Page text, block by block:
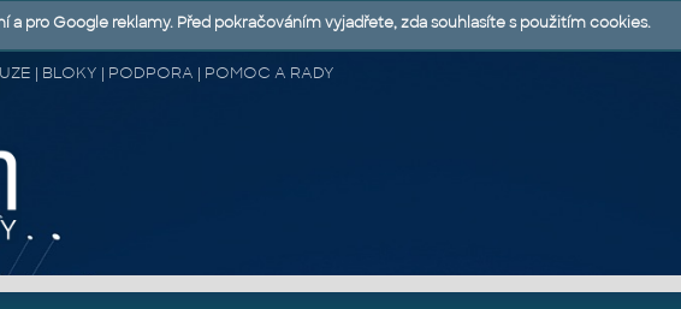
| BLOKY | PODPORA | POMOC A RADY
pro Google reklamy. Před pokračováním vyjadřete, zda souhlasíte s použitím cookies.